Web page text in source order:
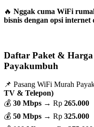
🔥 Nggak cuma WiFi
bisnis dengan opsi internet
Daftar Paket &
Payakumbuh
📌 Pasang WiFi Murah
TV & Telepon)
💰 30 Mbps → Rp 265.000
💰 50 Mbps → Rp 325.000